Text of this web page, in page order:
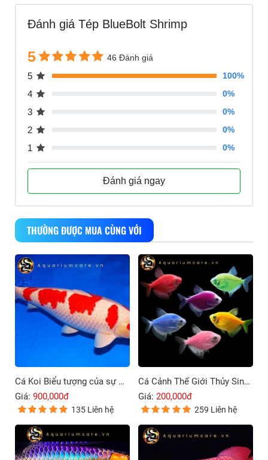
Đánh giá Tép BlueBolt Shrimp
5 46 Đánh giá
5 100%
4 0%
3 0%
2 0%
1 0%
Đánh giá ngay
THƯỜNG ĐƯỢC MUA CÙNG VỚI
Cá Koi Biểu tượng của sự may mắn và thịnh vượng
Giá: 900,000đ
135 Liên hệ
Cá Cảnh Thế Giới Thủy Sinh Thu Nhỏ Trong Ngôi Nhà Bạn
Giá: 200,000đ
259 Liên hệ